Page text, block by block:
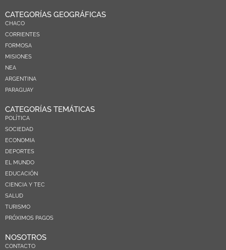
CATEGORÍAS GEOGRÁFICAS
CHACO
CORRIENTES
FORMOSA
MISIONES
NEA
ARGENTINA
PARAGUAY
CATEGORÍAS TEMÁTICAS
POLÍTICA
SOCIEDAD
ECONOMIA
DEPORTES
EL MUNDO
EDUCACIÓN
CIENCIA Y TEC
SALUD
TURISMO
PRÓXIMOS PAGOS
NOSOTROS
CONTACTO